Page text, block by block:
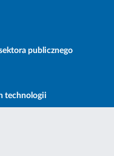
publicznego
technologii